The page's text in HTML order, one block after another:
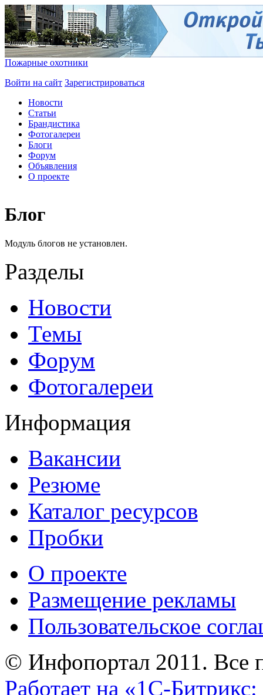
Пожарные охотники
Войти на сайт Зарегистрироваться
Новости
Статьи
Брандистика
Фотогалереи
Блоги
Форум
Объявления
О проекте
Блог
Модуль блогов не установлен.
Разделы
Новости
Темы
Форум
Фотогалереи
Информация
Вакансии
Резюме
Каталог ресурсов
Пробки
О проекте
Размещение рекламы
Пользовательское
© Инфопортал 2011. Все
Работает на «1С-